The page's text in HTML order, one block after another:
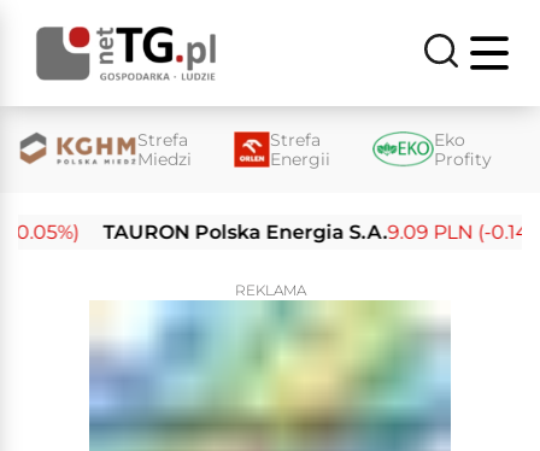
Strefa
Miedzi
Strefa
Energii
Eko
Profity
TAURON Polska Energia S.A.9.09 PLN (-0.14%)
REKLAMA